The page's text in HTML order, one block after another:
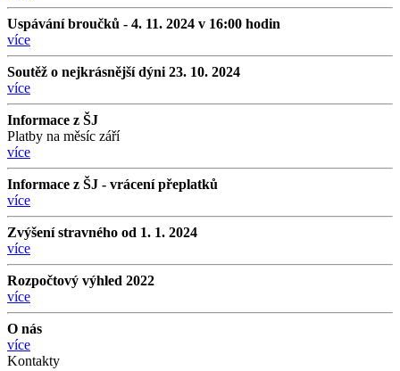
Uspávání broučků - 4. 11. 2024 v 16:00 hodin
více
Soutěž o nejkrásnější dýni 23. 10. 2024
více
Informace z ŠJ
Platby na měsíc září
více
Informace z ŠJ - vrácení přeplatků
více
Zvýšení stravného od 1. 1. 2024
více
Rozpočtový výhled 2022
více
O nás
více
Kontakty